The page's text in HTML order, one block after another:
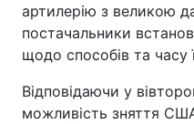
артилерію з великою
постачальники
щодо способів та часу
Відповідаючи у
можливість зняття